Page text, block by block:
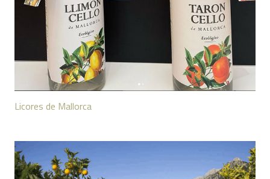
Licores de Mallorca